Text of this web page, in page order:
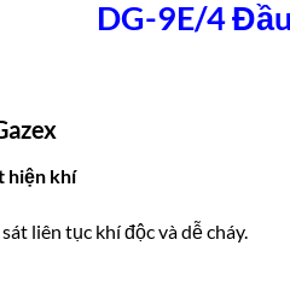
DG-9E/4
hiện khí
liên tục khí độc và dễ cháy.